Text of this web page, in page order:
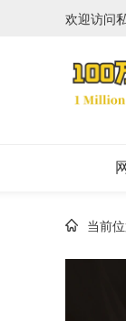
欢迎访问
当前位